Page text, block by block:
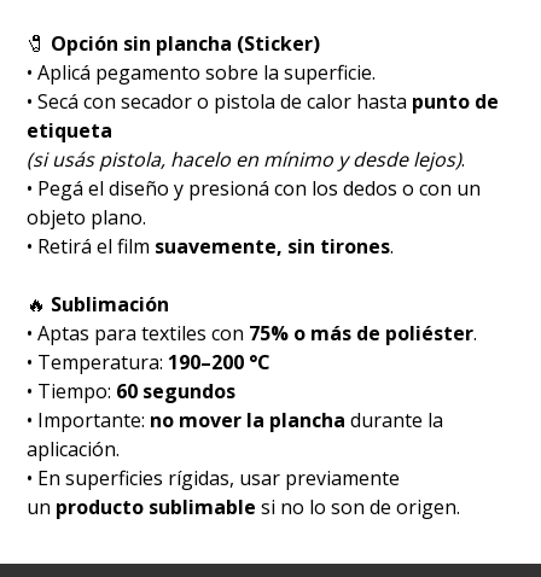
🧷 Opción sin plancha (Sticker)
• Aplicá pegamento sobre la superficie.
• Secá con secador o pistola de calor hasta punto de
etiqueta
(si usás pistola, hacelo en mínimo y desde lejos).
• Pegá el diseño y presioná con los dedos o con un
objeto plano.
• Retirá el film suavemente, sin tirones.
🔥 Sublimación
• Aptas para textiles con 75% o más de poliéster.
• Temperatura: 190–200 °C
• Tiempo: 60 segundos
• Importante: no mover la plancha durante la
aplicación.
• En superficies rígidas, usar previamente
un producto sublimable si no lo son de origen.